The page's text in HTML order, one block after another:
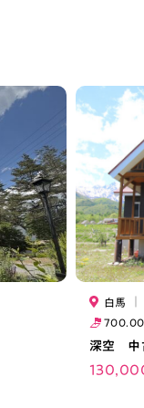
白馬
700.00
深空 中